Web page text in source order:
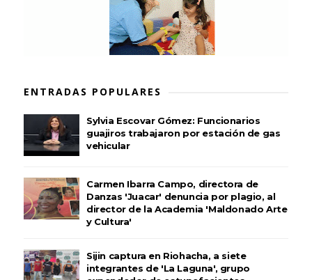
ENTRADAS POPULARES
Sylvia Escovar Gómez: Funcionarios
guajiros trabajaron por estación de gas
vehicular
Carmen Ibarra Campo, directora de
Danzas 'Juacar' denuncia por plagio, al
director de la Academia 'Maldonado Arte
y Cultura'
Sijin captura en Riohacha, a siete
integrantes de 'La Laguna', grupo